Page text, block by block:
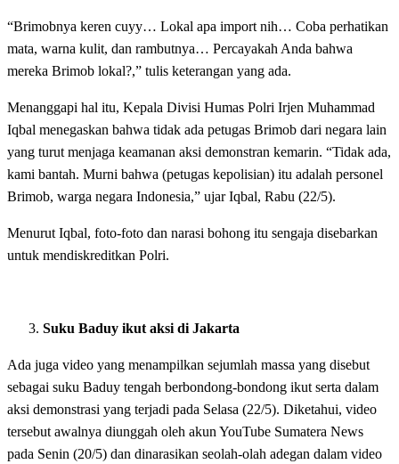
“Brimobnya keren cuyy… Lokal apa import nih… Coba perhatikan
mata, warna kulit, dan rambutnya… Percayakah Anda bahwa
mereka Brimob lokal?,” tulis keterangan yang ada.
Menanggapi hal itu, Kepala Divisi Humas Polri Irjen Muhammad
Iqbal menegaskan bahwa tidak ada petugas Brimob dari negara lain
yang turut menjaga keamanan aksi demonstran kemarin. “Tidak ada,
kami bantah. Murni bahwa (petugas kepolisian) itu adalah personel
Brimob, warga negara Indonesia,” ujar Iqbal, Rabu (22/5).
Menurut Iqbal, foto-foto dan narasi bohong itu sengaja disebarkan
untuk mendiskreditkan Polri.
Suku Baduy ikut aksi di Jakarta
Ada juga video yang menampilkan sejumlah massa yang disebut
sebagai suku Baduy tengah berbondong-bondong ikut serta dalam
aksi demonstrasi yang terjadi pada Selasa (22/5). Diketahui, video
tersebut awalnya diunggah oleh akun YouTube Sumatera News
pada Senin (20/5) dan dinarasikan seolah-olah adegan dalam video